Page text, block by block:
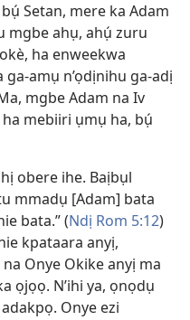
Setan, mere ka Adam
mgbe ahụ, ahụ́ zuru
ha enweekwa
amụ n’ọdịnihu ga-adị
mgbe Adam na Iv
mebiiri ụmụ ha, bụ́
obere ihe. Baịbụl
mmadụ [Adam] bata
bata.” (Ndị Rom 5:12)
kpataara anyị,
Onye Okike anyị ma
ọjọọ. N’ihi ya, ọnọdụ
Onye ezi